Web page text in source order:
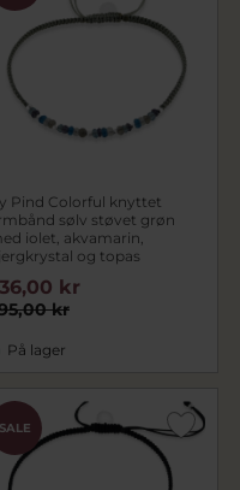
Pind Colorful knyttet
sølv støvet grøn
iolet, akvamarin,
og topas
kr
kr
På lager
SALE